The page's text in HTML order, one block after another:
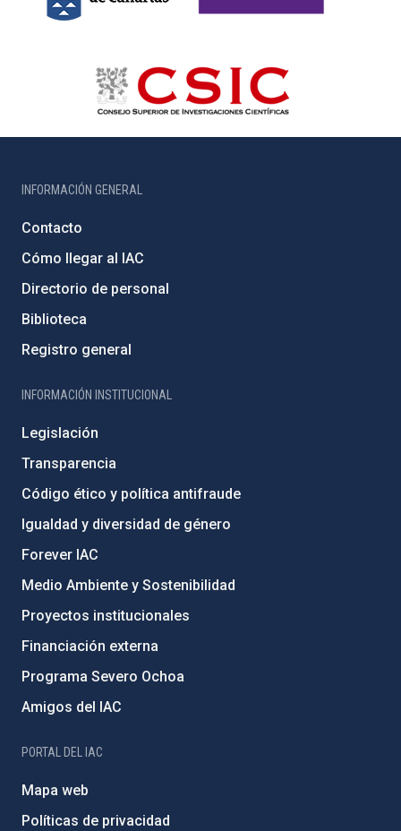
INFORMACIÓN GENERAL
Contacto
Cómo llegar al IAC
Directorio de personal
Biblioteca
Registro general
INFORMACIÓN INSTITUCIONAL
Legislación
Transparencia
Código ético y política antifraude
Igualdad y diversidad de género
Forever IAC
Medio Ambiente y Sostenibilidad
Proyectos institucionales
Financiación externa
Programa Severo Ochoa
Amigos del IAC
PORTAL DEL IAC
Mapa web
Políticas de privacidad